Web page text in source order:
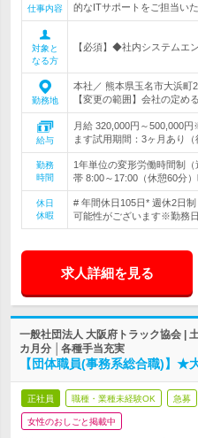
仕事内容
的なITサポートをご担当いた
対象と
なる方
【必須】◆社内システムエ
勤務地
本社／ 熊本県玉名市大浜町
【変更の範囲】会社の定め
給与
月給 320,000円～500,000
ます試用期間：3ヶ月あり（
勤務
時間
1年単位の変形労働時間制
帯 8:00～17:00（休憩60分）
休日
休暇
# 年間休日105日* 週休2日
可能性がございます※勤務
求人詳細を見る
一般社団法人 大阪府トラック協会 |
カ月分 │各種手当充実
【団体職員(事務系総合職)】★
正社員 職種・業種未経験OK 急募
女性のおしごと掲載中